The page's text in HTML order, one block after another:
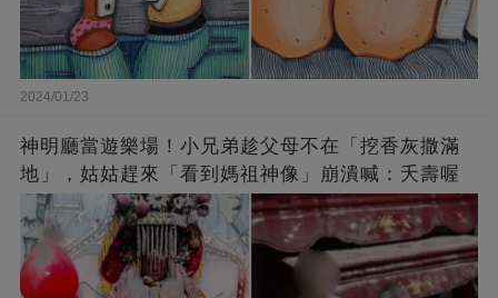
2024/01/23
神明廳當遊樂場！小兄弟趁父母不在「挖香灰撒滿
地」，姑姑趕來「看到媽祖神像」崩潰喊：夭壽喔